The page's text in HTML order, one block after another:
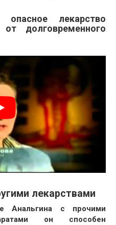
лекарство
долговременного
лекарствами
Анальгина с прочими
он способен